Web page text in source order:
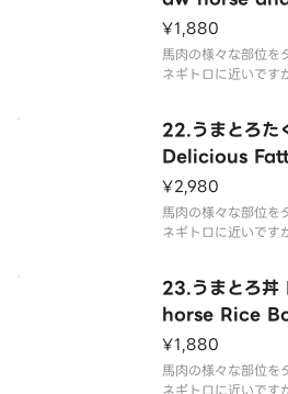
e Bowl
¥1,880
馬肉の様々な部位を
ネギトロに近いです
22.うまとろ
Delicious
ckled Radish
e Fatty Tuna
¥2,980
馬肉の様々な部位を
ネギトロに近いです
23.うまとろ
horse Rice
¥1,880
馬肉の様々な部位を